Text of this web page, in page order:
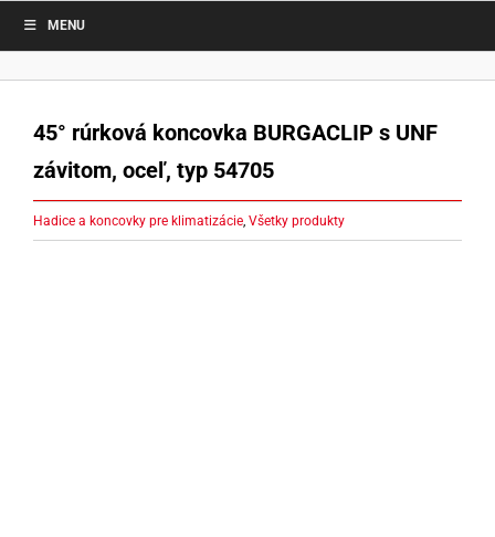
MENU
45° rúrková koncovka BURGACLIP s UNF
závitom, oceľ, typ 54705
Hadice a koncovky pre klimatizácie, Všetky produkty